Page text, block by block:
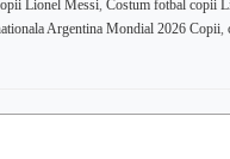
Lionel Messi, Costum fotbal copii
Argentina Mondial 2026 Copii,